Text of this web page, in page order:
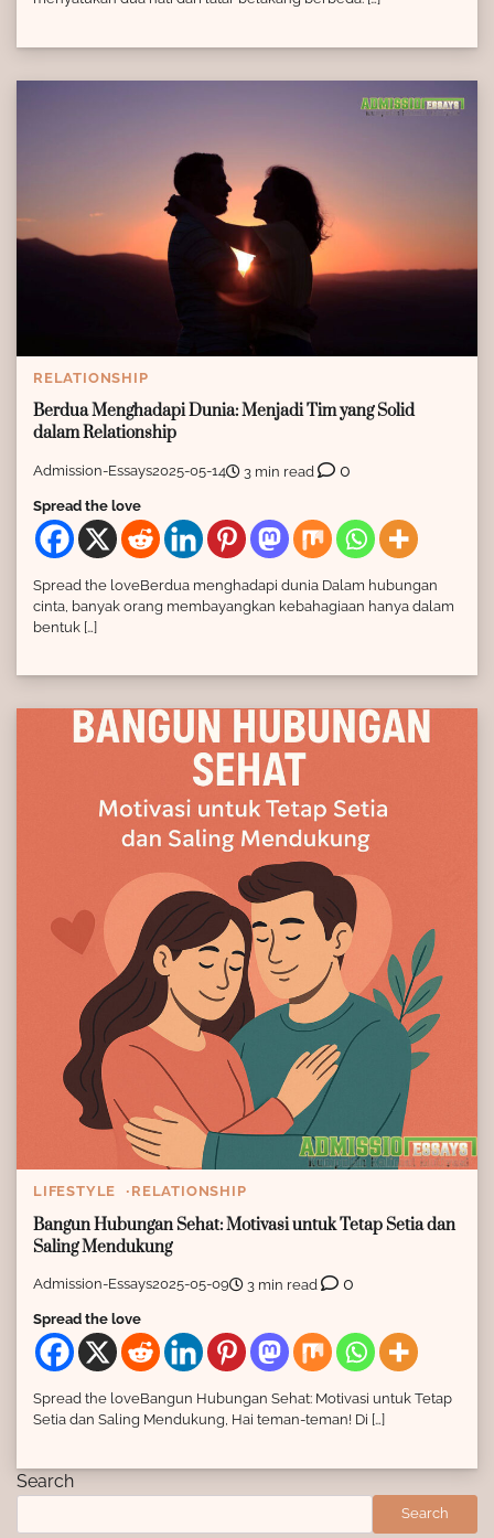
RELATIONSHIP
Berdua Menghadapi Dunia: Menjadi Tim yang Solid
dalam Relationship
Admission-Essays2025-05-14 3 min read 0
Spread the love
Spread the loveBerdua menghadapi dunia Dalam hubungan
cinta, banyak orang membayangkan kebahagiaan hanya dalam
bentuk […]
LIFESTYLE RELATIONSHIP
Bangun Hubungan Sehat: Motivasi untuk Tetap Setia dan
Saling Mendukung
Admission-Essays2025-05-09 3 min read 0
Spread the love
Spread the loveBangun Hubungan Sehat: Motivasi untuk Tetap
Setia dan Saling Mendukung, Hai teman-teman! Di […]
Search
Search